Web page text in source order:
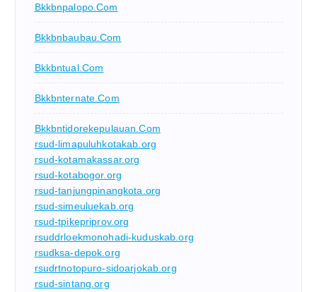
Bkkbnpalopo.com
Bkkbnbaubau.com
Bkkbntual.com
Bkkbnternate.com
Bkkbntidorekepulauan.com
rsud-limapuluhkotakab.org
rsud-kotamakassar.org
rsud-kotabogor.org
rsud-tanjungpinangkota.org
rsud-simeuluekab.org
rsud-tpikepriprov.org
rsuddrloekmonohadi-kuduskab.org
rsudksa-depok.org
rsudrtnotopuro-sidoarjokab.org
rsud-sintang.org